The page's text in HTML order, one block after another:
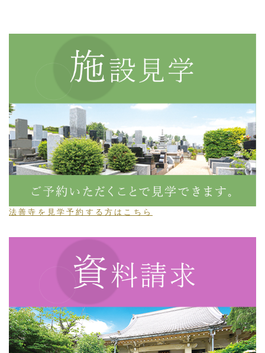
法善寺を見学予約する方はこちら